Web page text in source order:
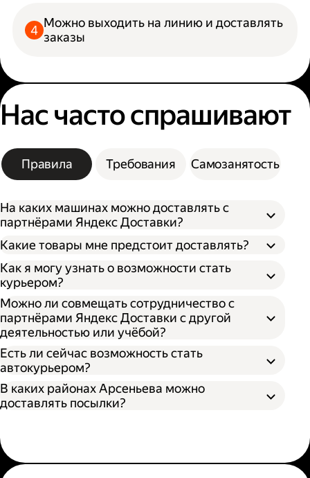
Можно выходить на линию и доставлять
заказы
Нас часто спрашивают
Правила Требования Самозанятость
На каких машинах можно доставлять с
партнёрами Яндекс Доставки?
Какие товары мне предстоит доставлять?
Как я могу узнать о возможности стать
курьером?
Можно ли совмещать сотрудничество с
партнёрами Яндекс Доставки с другой
деятельностью или учёбой?
Есть ли сейчас возможность стать
автокурьером?
В каких районах Арсеньева можно
доставлять посылки?